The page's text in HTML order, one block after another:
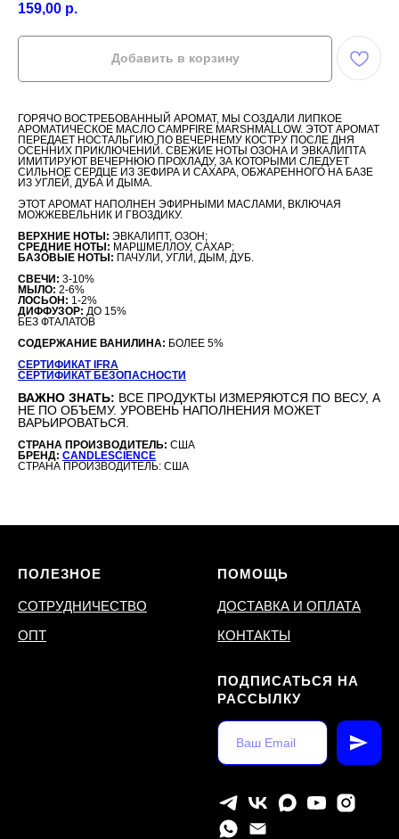
159,00 р.
Добавить в корзину
ГОРЯЧО ВОСТРЕБОВАННЫЙ АРОМАТ, МЫ СОЗДАЛИ ЛИПКОЕ
АРОМАТИЧЕСКОЕ МАСЛО CAMPFIRE MARSHMALLOW. ЭТОТ АРОМАТ
ПЕРЕДАЕТ НОСТАЛЬГИЮ ПО ВЕЧЕРНЕМУ КОСТРУ ПОСЛЕ ДНЯ
ОСЕННИХ ПРИКЛЮЧЕНИЙ. СВЕЖИЕ НОТЫ ОЗОНА И ЭВКАЛИПТА
ИМИТИРУЮТ ВЕЧЕРНЮЮ ПРОХЛАДУ, ЗА КОТОРЫМИ СЛЕДУЕТ
СИЛЬНОЕ СЕРДЦЕ ИЗ ЗЕФИРА И САХАРА, ОБЖАРЕННОГО НА БАЗЕ
ИЗ УГЛЕЙ, ДУБА И ДЫМА.
ЭТОТ АРОМАТ НАПОЛНЕН ЭФИРНЫМИ МАСЛАМИ, ВКЛЮЧАЯ
МОЖЖЕВЕЛЬНИК И ГВОЗДИКУ.
ВЕРХНИЕ НОТЫ: ЭВКАЛИПТ, ОЗОН;
СРЕДНИЕ НОТЫ: МАРШМЕЛЛОУ, САХАР;
БАЗОВЫЕ НОТЫ: ПАЧУЛИ, УГЛИ, ДЫМ, ДУБ.
СВЕЧИ: 3-10%
МЫЛО: 2-6%
ЛОСЬОН: 1-2%
ДИФФУЗОР: ДО 15%
БЕЗ ФТАЛАТОВ
СОДЕРЖАНИЕ ВАНИЛИНА: БОЛЕЕ 5%
СЕРТИФИКАТ IFRA
СЕРТИФИКАТ БЕЗОПАСНОСТИ
ВАЖНО ЗНАТЬ: ВСЕ ПРОДУКТЫ ИЗМЕРЯЮТСЯ ПО ВЕСУ, А
НЕ ПО ОБЪЕМУ. УРОВЕНЬ НАПОЛНЕНИЯ МОЖЕТ
ВАРЬИРОВАТЬСЯ.
СТРАНА ПРОИЗВОДИТЕЛЬ: США
БРЕНД: CANDLESCIENCE
СТРАНА ПРОИЗВОДИТЕЛЬ: США
ПОЛЕЗНОЕ
СОТРУДНИЧЕСТВО
ОПТ
ПОМОЩЬ
ДОСТАВКА И ОПЛАТА
КОНТАКТЫ
ПОДПИСАТЬСЯ НА
РАССЫЛКУ